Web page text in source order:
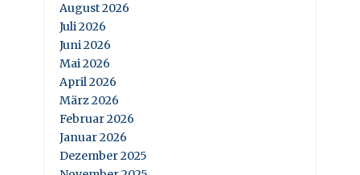
August 2026
Juli 2026
Juni 2026
Mai 2026
April 2026
März 2026
Februar 2026
Januar 2026
Dezember 2025